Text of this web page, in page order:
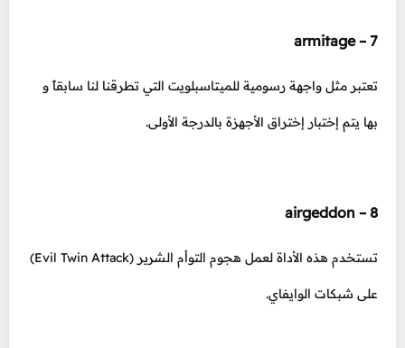
7 – armitage
تعتبر مثل واجهة رسومية للميتاسبلويت التي تطرقنا لنا سابقاً و
بها يتم إختبار إختراق الأجهزة بالدرجة الأولى.
8 – airgeddon
تستخدم هذه الأداة لعمل هجوم التوأم الشرير (Evil Twin Attack)
على شبكات الوايفاي.